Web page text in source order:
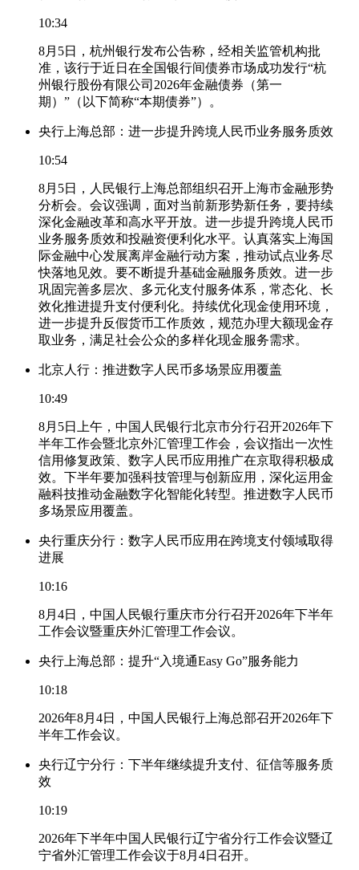
10:34
8月5日，杭州银行发布公告称，经相关监管机构批
准，该行于近日在全国银行间债券市场成功发行“杭
州银行股份有限公司2026年金融债券（第一
期）”（以下简称“本期债券”）。
央行上海总部：进一步提升跨境人民币业务服务质效
10:54
8月5日，人民银行上海总部组织召开上海市金融形势
分析会。会议强调，面对当前新形势新任务，要持续
深化金融改革和高水平开放。进一步提升跨境人民币
业务服务质效和投融资便利化水平。认真落实上海国
际金融中心发展离岸金融行动方案，推动试点业务尽
快落地见效。要不断提升基础金融服务质效。进一步
巩固完善多层次、多元化支付服务体系，常态化、长
效化推进提升支付便利化。持续优化现金使用环境，
进一步提升反假货币工作质效，规范办理大额现金存
取业务，满足社会公众的多样化现金服务需求。
北京人行：推进数字人民币多场景应用覆盖
10:49
8月5日上午，中国人民银行北京市分行召开2026年下
半年工作会暨北京外汇管理工作会，会议指出一次性
信用修复政策、数字人民币应用推广在京取得积极成
效。下半年要加强科技管理与创新应用，深化运用金
融科技推动金融数字化智能化转型。推进数字人民币
多场景应用覆盖。
央行重庆分行：数字人民币应用在跨境支付领域取得
进展
10:16
8月4日，中国人民银行重庆市分行召开2026年下半年
工作会议暨重庆外汇管理工作会议。
央行上海总部：提升“入境通Easy Go”服务能力
10:18
2026年8月4日，中国人民银行上海总部召开2026年下
半年工作会议。
央行辽宁分行：下半年继续提升支付、征信等服务质
效
10:19
2026年下半年中国人民银行辽宁省分行工作会议暨辽
宁省外汇管理工作会议于8月4日召开。